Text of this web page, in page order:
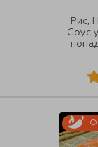
Рис,
Соус